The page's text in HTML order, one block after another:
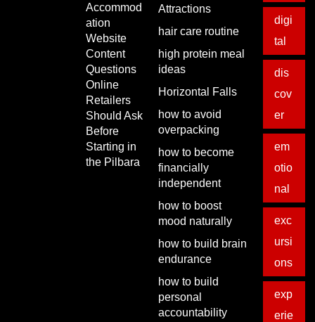
Accommod
ation
Website
Content
Questions
Online
Retailers
Should Ask
Before
Starting in
the Pilbara
Attractions
hair care routine
high protein meal
ideas
Horizontal Falls
how to avoid
overpacking
how to become
financially
independent
how to boost
mood naturally
how to build brain
endurance
how to build
personal
accountability
digi
tal
dis
cov
er
em
otio
nal
exc
ursi
ons
exp
erie